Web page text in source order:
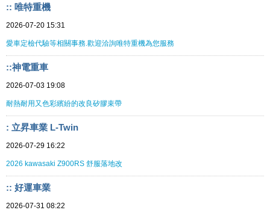
:: 唯特重機
2026-07-20 15:31
愛車定檢代驗等相關事務.歡迎洽詢唯特重機為您服務
::神電重車
2026-07-03 19:08
耐熱耐用又色彩繽紛的改良矽膠束帶
: 立昇車業 L-Twin
2026-07-29 16:22
2026 kawasaki Z900RS 舒服落地改
:: 好運車業
2026-07-31 08:22